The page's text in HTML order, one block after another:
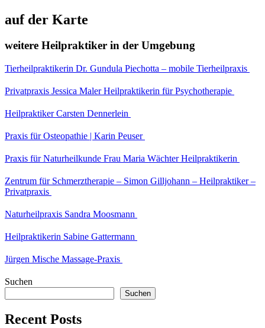
auf der Karte
weitere Heilpraktiker in der Umgebung
Tierheilpraktikerin Dr. Gundula Piechotta – mobile Tierheilpraxis
Privatpraxis Jessica Maler Heilpraktikerin für Psychotherapie
Heilpraktiker Carsten Dennerlein
Praxis für Osteopathie | Karin Peuser
Praxis für Naturheilkunde Frau Maria Wächter Heilpraktikerin
Zentrum für Schmerztherapie – Simon Gilljohann – Heilpraktiker –
Privatpraxis
Naturheilpraxis Sandra Moosmann
Heilpraktikerin Sabine Gattermann
Jürgen Mische Massage-Praxis
Suchen
Suchen
Recent Posts